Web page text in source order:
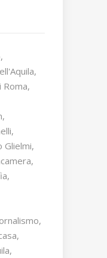
Roma
Glielmi